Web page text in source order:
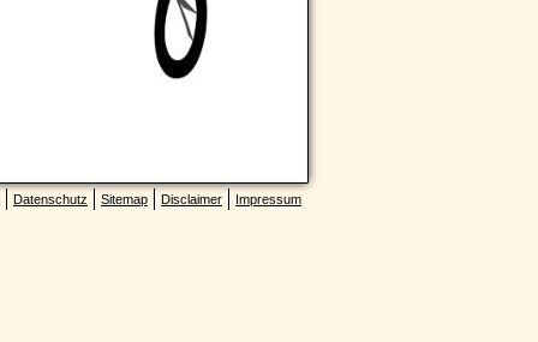
Impressum
Disclaimer
Sitemap
Datenschutz